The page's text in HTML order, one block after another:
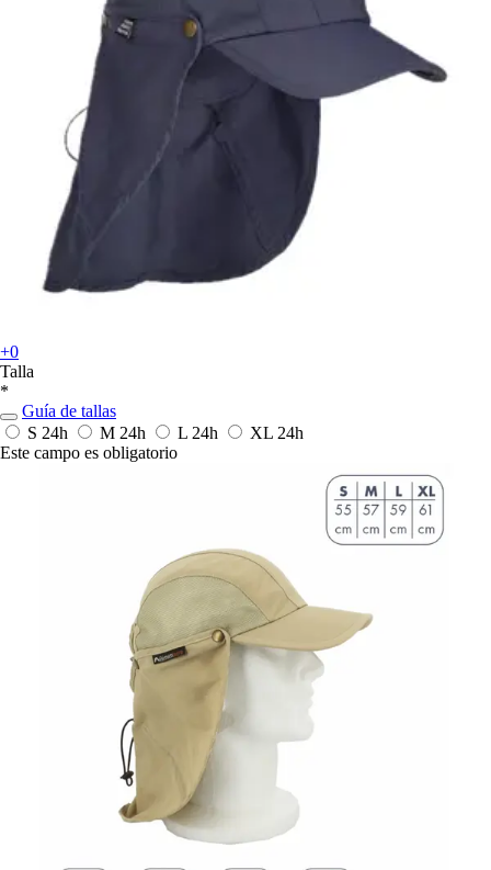
+0
Talla
*
Guía de tallas
S 24h M 24h L 24h XL 24h
Este campo es obligatorio